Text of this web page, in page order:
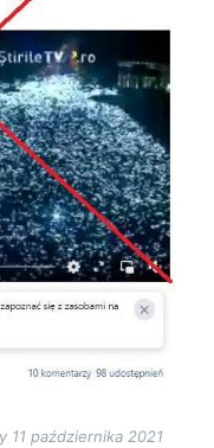
11 października 2021